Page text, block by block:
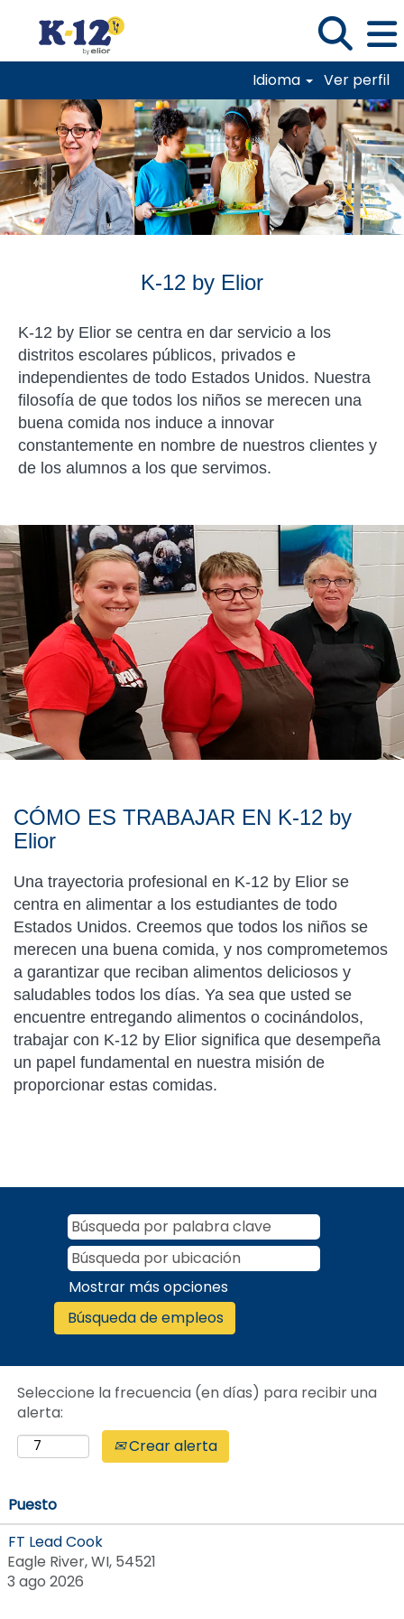
Idioma Ver perfil
MX_K-12-by-Elior
K-12 by Elior
K-12 by Elior se centra en dar servicio a los
distritos escolares públicos, privados e
independientes de todo Estados Unidos. Nuestra
filosofía de que todos los niños se merecen una
buena comida nos induce a innovar
constantemente en nombre de nuestros clientes y
de los alumnos a los que servimos.
CÓMO ES TRABAJAR EN K-12 by
Elior
Una trayectoria profesional en K-12 by Elior se
centra en alimentar a los estudiantes de todo
Estados Unidos. Creemos que todos los niños se
merecen una buena comida, y nos comprometemos
a garantizar que reciban alimentos deliciosos y
saludables todos los días. Ya sea que usted se
encuentre entregando alimentos o cocinándolos,
trabajar con K-12 by Elior significa que desempeña
un papel fundamental en nuestra misión de
proporcionar estas comidas.
Mostrar más opciones
Seleccione la frecuencia (en días) para recibir una
alerta:
Crear alerta
Puesto
FT Lead Cook
Eagle River, WI, 54521
3 ago 2026